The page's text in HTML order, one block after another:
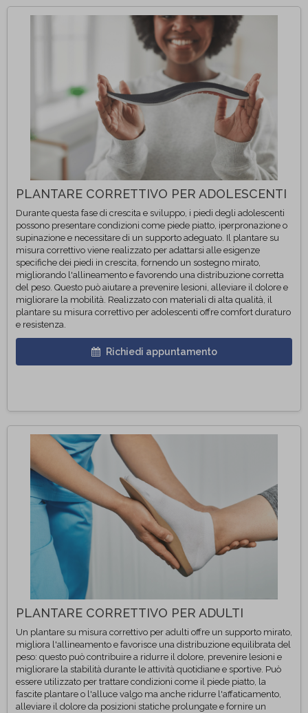
PLANTARE CORRETTIVO PER ADOLESCENTI
Durante questa fase di crescita e sviluppo, i piedi degli adolescenti
possono presentare condizioni come piede piatto, iperpronazione o
supinazione e necessitare di un supporto adeguato. Il plantare su
misura correttivo viene realizzato per adattarsi alle esigenze
specifiche dei piedi in crescita, fornendo un sostegno mirato,
migliorando l'allineamento e favorendo una distribuzione corretta
del peso. Questo può aiutare a prevenire lesioni, alleviare il dolore e
migliorare la mobilità. Realizzato con materiali di alta qualità, il
plantare su misura correttivo per adolescenti offre comfort duraturo
e resistenza.
Richiedi appuntamento
PLANTARE CORRETTIVO PER ADULTI
Un plantare su misura correttivo per adulti offre un supporto mirato,
migliora l'allineamento e favorisce una distribuzione equilibrata del
peso: questo può contribuire a ridurre il dolore, prevenire lesioni e
migliorare la stabilità durante le attività quotidiane e sportive. Può
essere utilizzato per trattare condizioni come il piede piatto, la
fascite plantare o l'alluce valgo ma anche ridurre l'affaticamento,
alleviare il dolore da posizioni statiche prolungate e fornire un